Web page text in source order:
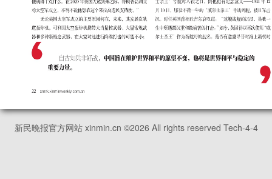
新民晚报官方网站 xinmin.cn ©2026 All rights reserved Tech-4-4